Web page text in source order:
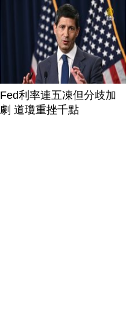
Fed利率連五凍但分歧加
劇 道瓊重挫千點